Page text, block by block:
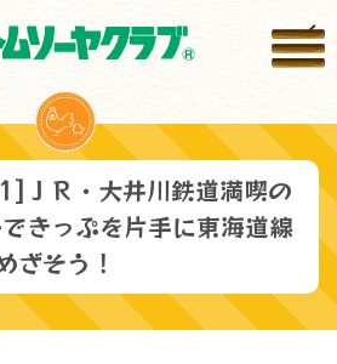
Ｒ・大井川鉄道満喫の
きっぷを片手に東海道線
ざそう！